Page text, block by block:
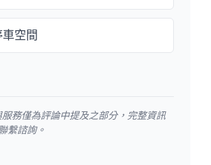
空間
務僅為評論中提及之部分，完整資訊
繫諮詢。